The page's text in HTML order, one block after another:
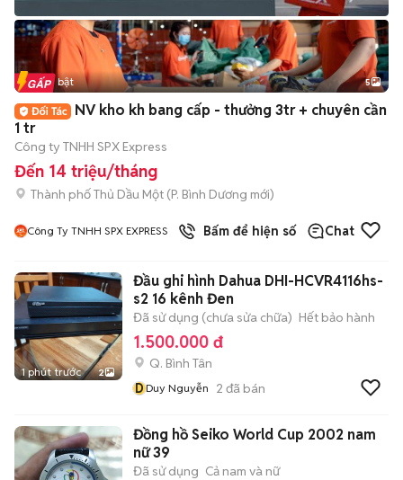
Tin nổi bật 5
NV kho kh bang cấp - thưởng 3tr + chuyên cần
1 tr
Công ty TNHH SPX Express
Đến 14 triệu/tháng
Thành phố Thủ Dầu Một (P. Bình Dương mới)
Công Ty TNHH SPX EXPRESS Bấm để hiện số Chat
1 phút trước 2
Đầu ghi hình Dahua DHI-HCVR4116hs-
s2 16 kênh Đen
Đã sử dụng (chưa sửa chữa) Hết bảo hành
1.500.000 đ
Q. Bình Tân
DDuy Nguyễn 2 đã bán
Đồng hồ Seiko World Cup 2002 nam
nữ 39
Đã sử dụng Cả nam và nữ